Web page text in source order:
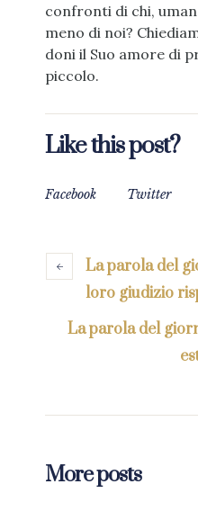
confronti di chi,
meno di noi?
doni il Suo amore di
piccolo.
Like this post?
Facebook Twitter
La parola del
loro giudizio
La parola del
More posts